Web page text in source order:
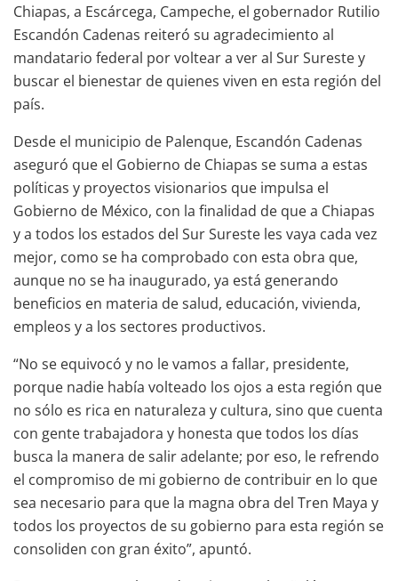
Chiapas, a Escárcega, Campeche, el gobernador Rutilio
Escandón Cadenas reiteró su agradecimiento al
mandatario federal por voltear a ver al Sur Sureste y
buscar el bienestar de quienes viven en esta región del
país.
Desde el municipio de Palenque, Escandón Cadenas
aseguró que el Gobierno de Chiapas se suma a estas
políticas y proyectos visionarios que impulsa el
Gobierno de México, con la finalidad de que a Chiapas
y a todos los estados del Sur Sureste les vaya cada vez
mejor, como se ha comprobado con esta obra que,
aunque no se ha inaugurado, ya está generando
beneficios en materia de salud, educación, vivienda,
empleos y a los sectores productivos.
“No se equivocó y no le vamos a fallar, presidente,
porque nadie había volteado los ojos a esta región que
no sólo es rica en naturaleza y cultura, sino que cuenta
con gente trabajadora y honesta que todos los días
busca la manera de salir adelante; por eso, le refrendo
el compromiso de mi gobierno de contribuir en lo que
sea necesario para que la magna obra del Tren Maya y
todos los proyectos de su gobierno para esta región se
consoliden con gran éxito”, apuntó.